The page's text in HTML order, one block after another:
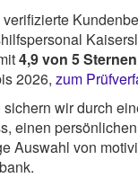
verifizierte
4,9von 5Sternen
2026, zum
wir durch
einen
Auswahl von